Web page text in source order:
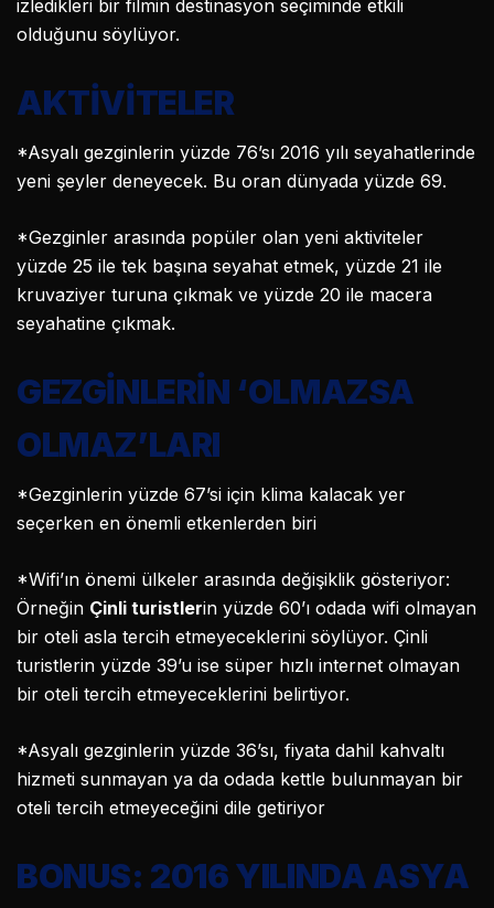
izledikleri bir filmin destinasyon seçiminde etkili
olduğunu söylüyor.
AKTİVİTELER
*Asyalı gezginlerin yüzde 76’sı 2016 yılı seyahatlerinde
yeni şeyler deneyecek. Bu oran dünyada yüzde 69.
*Gezginler arasında popüler olan yeni aktiviteler
yüzde 25 ile tek başına seyahat etmek, yüzde 21 ile
kruvaziyer turuna çıkmak ve yüzde 20 ile macera
seyahatine çıkmak.
GEZGİNLERİN ‘OLMAZSA
OLMAZ’LARI
*Gezginlerin yüzde 67’si için klima kalacak yer
seçerken en önemli etkenlerden biri
*Wifi’ın önemi ülkeler arasında değişiklik gösteriyor:
Örneğin Çinli turistlerin yüzde 60’ı odada wifi olmayan
bir oteli asla tercih etmeyeceklerini söylüyor. Çinli
turistlerin yüzde 39’u ise süper hızlı internet olmayan
bir oteli tercih etmeyeceklerini belirtiyor.
*Asyalı gezginlerin yüzde 36’sı, fiyata dahil kahvaltı
hizmeti sunmayan ya da odada kettle bulunmayan bir
oteli tercih etmeyeceğini dile getiriyor
BONUS: 2016 YILINDA ASYA